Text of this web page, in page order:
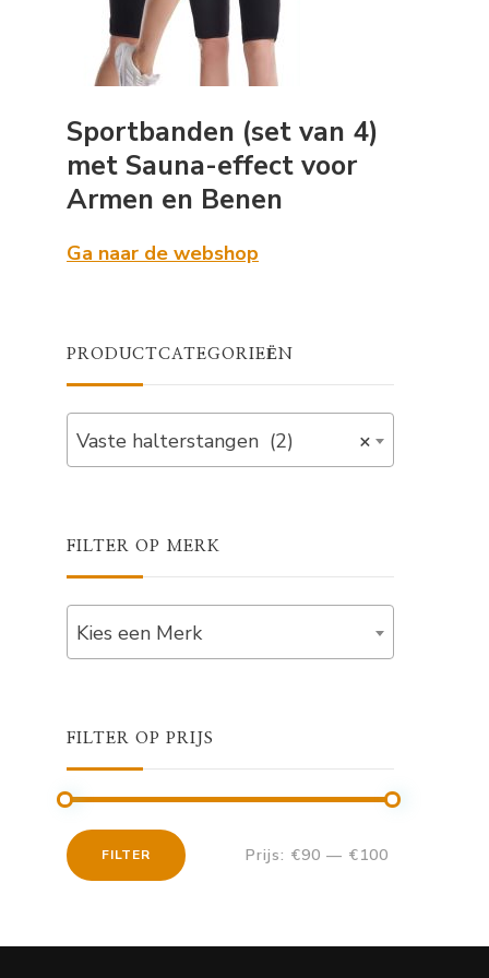
Sportbanden (set van 4)
met Sauna-effect voor
Armen en Benen
Ga naar de webshop
PRODUCTCATEGORIEËN
×
Vaste halterstangen (2)
FILTER OP MERK
Kies een Merk
FILTER OP PRIJS
FILTER Prijs: €90 — €100